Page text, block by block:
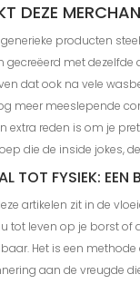
DEZE
producten
gecreëerd met
dat ook na vele
meer meeslepende
extra reden is om je
die de inside jokes,
TOT FYSIEK: EEN
artikelen zit in de
tot leven op je borst of
Het is een
aan de vreugde